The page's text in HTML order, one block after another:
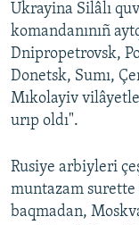
Ukrayina Silâlı
komandanınıñ
Dnipropetrovsk,
Donetsk, Sumı,
Mıkolayiv
urıp oldı".
Rusiye arbiyleri
muntazam
baqmadan,